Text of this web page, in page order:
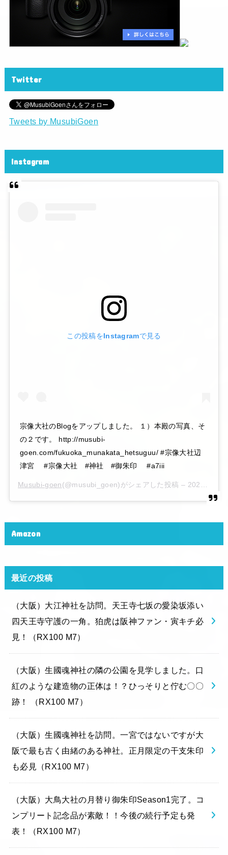
Twitter
Tweets by MusubiGoen
Instagram
この投稿をInstagramで見る
宗像大社のBlogをアップしました。 １）本殿の写真、そ
の２です。 http://musubi-
goen.com/fukuoka_munakata_hetsuguu/ #宗像大社辺
津宮 #宗像大社 #神社 #御朱印 #a7iii
Musubi-goen(@musubi_goen)がシェアした投稿 – 2020年 6月月6日午後10時15分PDT
Amazon
最近の投稿
（大阪）大江神社を訪問。天王寺七坂の愛染坂添い
四天王寺守護の一角。狛虎は阪神ファン・寅キチ必
見！（RX100 M7）
（大阪）生國魂神社の隣の公園を見学しました。口
紅のような建造物の正体は！？ひっそりと佇む〇〇
跡！ （RX100 M7）
（大阪）生國魂神社を訪問。一宮ではないですが大
阪で最も古く由緒のある神社。正月限定の干支朱印
も必見（RX100 M7）
（大阪）大鳥大社の月替り御朱印Season1完了。コ
ンプリート記念品が素敵！！今後の続行予定も発
表！（RX100 M7）